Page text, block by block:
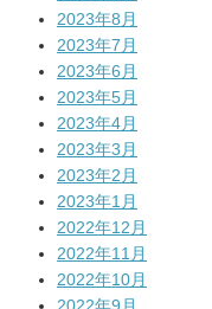
2023年8月
2023年7月
2023年6月
2023年5月
2023年4月
2023年3月
2023年2月
2023年1月
2022年12月
2022年11月
2022年10月